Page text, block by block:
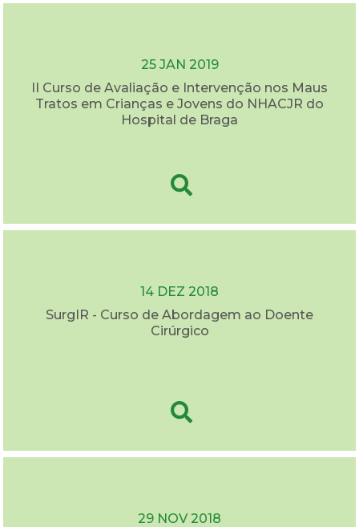
25 JAN 2019
II Curso de Avaliação e Intervenção nos Maus
Tratos em Crianças e Jovens do NHACJR do
Hospital de Braga
14 DEZ 2018
SurgIR - Curso de Abordagem ao Doente
Cirúrgico
29 NOV 2018